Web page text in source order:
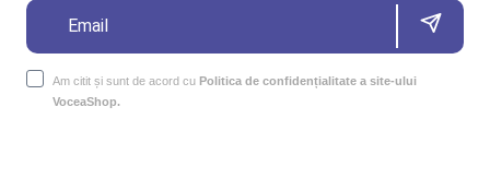
Am citit și sunt de acord cu Politica de confidențialitate a site-ului
VoceaShop.